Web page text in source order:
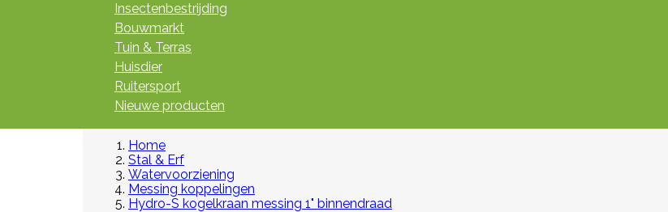
Insectenbestrijding
Bouwmarkt
Tuin & Terras
Huisdier
Ruitersport
Nieuwe producten
Home
Stal & Erf
Watervoorziening
Messing koppelingen
Hydro-S kogelkraan messing 1" binnendraad